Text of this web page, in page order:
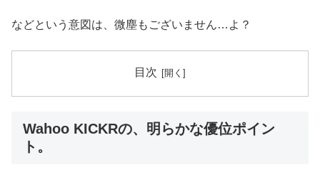
などという意図は、微塵もございません…よ？
目次
Wahoo KICKRの、明らかな優位ポイン
ト。